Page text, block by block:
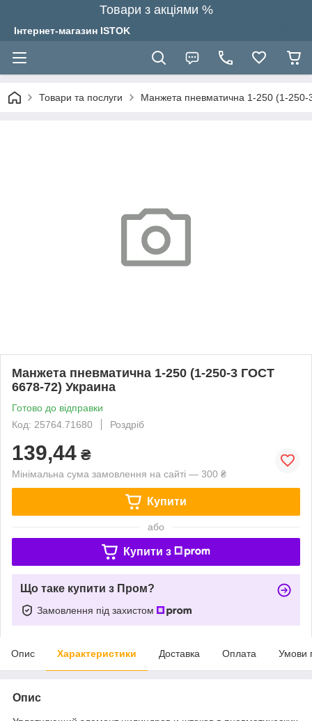
Товари з акціями %
Інтернет-магазин ISTOK
Товари та послуги Манжета пневматична 1-250 (1-
Манжета пневматична 1-250 (1-250-3 ГОСТ
6678-72) Украина
Готово до відправки
Код: 25764.71680
Роздріб
139,44 ₴
Мінімальна сума замовлення на сайті — 300 ₴
Купити
або
Купити з
Що таке купити з Пром?
Замовлення під захистом
Опис Характеристики Доставка Оплата Умови
Опис